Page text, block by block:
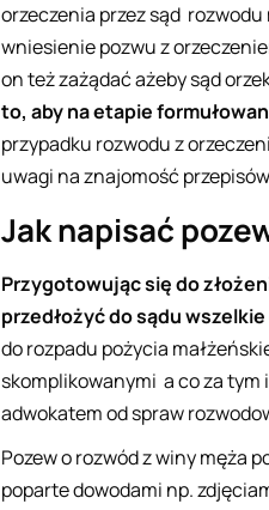
orzeczenia przez sąd
wniesienie pozwu z
on też zażądać ażeby sąd
to, aby na etapie
przypadku rozwodu z
uwagi na znajomość
Jak napisać
Przygotowując się do
przedłożyć do sądu
do rozpadu pożycia
skomplikowanymi a co za
adwokatem od spraw
Pozew o rozwód z winy męża
poparte dowodami np.